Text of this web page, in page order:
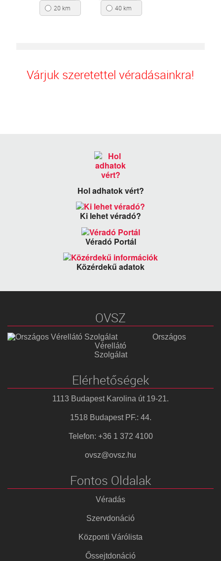
20 km
40 km
Várjuk szeretettel véradásainkra!
Hol adhatok vért?
Ki lehet véradó?
Véradó Portál
Közérdekű adatok
OVSZ
Országos
Vérellátó
Szolgálat
Elérhetőségek
1113 Budapest Karolina út 19-21.
1518 Budapest PF.: 44.
Telefon: +36 1 372 4100
ovsz@ovsz.hu
Fontos Oldalak
Véradás
Szervdonáció
Központi Várólista
Őssejtdonáció